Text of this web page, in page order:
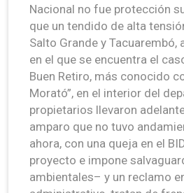
Nacional no fue protección
que un tendido de alta
Salto Grande y Tacuarembó,
en el que se encuentra el
Buen Retiro, más conocido
Morató”, en el interior del
propietarios llevaron
amparo que no tuvo
ahora, con una queja en el
proyecto e impone
ambientales– y un reclamo